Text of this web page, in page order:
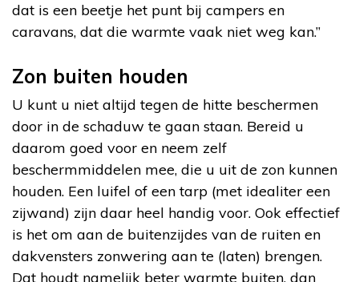
dat is een beetje het punt bij campers en
caravans, dat die warmte vaak niet weg kan.”
Zon buiten houden
U kunt u niet altijd tegen de hitte beschermen
door in de schaduw te gaan staan. Bereid u
daarom goed voor en neem zelf
beschermmiddelen mee, die u uit de zon kunnen
houden. Een luifel of een tarp (met idealiter een
zijwand) zijn daar heel handig voor. Ook effectief
is het om aan de buitenzijdes van de ruiten en
dakvensters zonwering aan te (laten) brengen.
Dat houdt namelijk beter warmte buiten, dan